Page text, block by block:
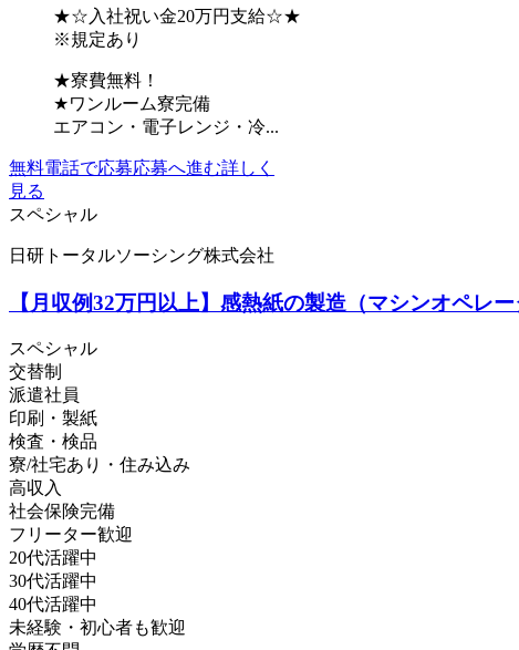
★☆入社祝い金20万円支給☆★
※規定あり
★寮費無料！
★ワンルーム寮完備
エアコン・電子レンジ・冷...
無料電話で応募応募へ進む詳しく
見る
スペシャル
日研トータルソーシング株式会社
【月収例32万円以上】感熱紙の製造（マシンオペレ
スペシャル
交替制
派遣社員
印刷・製紙
検査・検品
寮/社宅あり・住み込み
高収入
社会保険完備
フリーター歓迎
20代活躍中
30代活躍中
40代活躍中
未経験・初心者も歓迎